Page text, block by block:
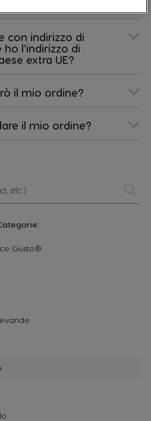
con indirizzo di
ho l'indirizzo di
extra UE?
il mio ordine?
il mio ordine?
Gusto®